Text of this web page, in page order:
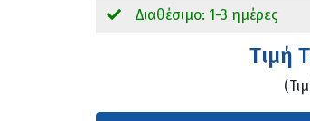
Διαθέσιμο: 1-3 ημέρες
Tιμή